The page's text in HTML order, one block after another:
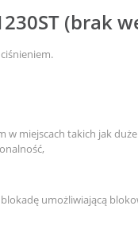
(brak
miejscach takich jak
umożliwiającą